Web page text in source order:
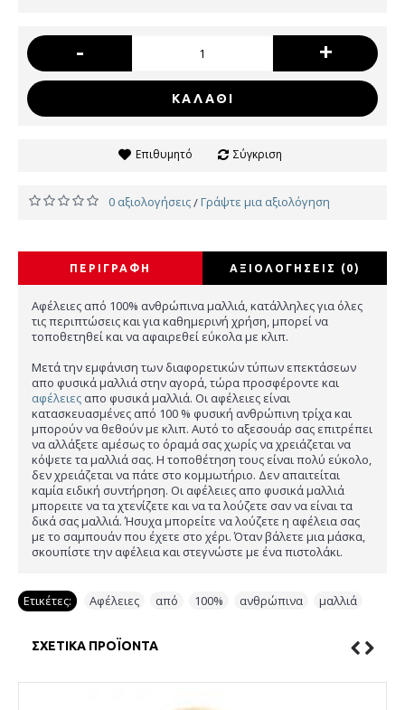
- +
ΚΑΛΆΘΙ
Επιθυμητό Σύγκριση
0 αξιολογήσεις/Γράψτε μια αξιολόγηση
ΠΕΡΙΓΡΑΦΉ ΑΞΙΟΛΟΓΉΣΕΙΣ (0)
Αφέλειες από 100% ανθρώπινα μαλλιά, κατάλληλες για όλες
τις περιπτώσεις και για καθημερινή χρήση, μπορεί να
τοποθετηθεί και να αφαιρεθεί εύκολα με κλιπ.
Μετά την εμφάνιση των διαφορετικών τύπων επεκτάσεων
απο φυσικά μαλλιά στην αγορά, τώρα προσφέροντε και
αφέλειες απο φυσικά μαλλιά. Οι αφέλειες είναι
κατασκευασμένες από 100 % φυσική ανθρώπινη τρίχα και
μπορούν να θεθούν με κλιπ. Αυτό το αξεσουάρ σας επιτρέπει
να αλλάξετε αμέσως το όραμά σας χωρίς να χρειάζεται να
κόψετε τα μαλλιά σας. Η τοποθέτηση τους είναι πολύ εύκολο,
δεν χρειάζεται να πάτε στο κομμωτήριο. Δεν απαιτείται
καμία ειδική συντήρηση. Οι αφέλειες απο φυσικά μαλλιά
μπορειτε να τα χτενίζετε και να τα λούζετε σαν να είναι τα
δικά σας μαλλιά. Ήσυχα μπορείτε να λούζετε η αφέλεια σας
με το σαμπουάν που έχετε στο χέρι. Όταν βάλετε μια μάσκα,
σκουπίστε την αφέλεια και στεγνώστε με ένα πιστολάκι.
Ετικέτες: Αφέλειες από 100% ανθρώπινα μαλλιά
ΣΧΕΤΙΚΆ ΠΡΟΪΌΝΤΑ